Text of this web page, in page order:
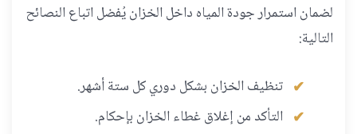
لضمان استمرار جودة المياه داخل الخزان يُفضل اتباع النصائح
التالية:
تنظيف الخزان بشكل دوري كل ستة أشهر.
التأكد من إغلاق غطاء الخزان بإحكام.